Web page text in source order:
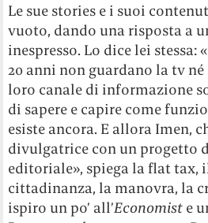
Le sue stories e i suoi
vuoto, dando una risposta a
inespresso. Lo dice lei stessa:
20 anni non guardano la tv
loro canale di informazione
di sapere e capire come
esiste ancora. E allora Imen,
divulgatrice con un progetto
editoriale», spiega la flat tax,
cittadinanza, la manovra, la
ispiro un po’ all’Economist e